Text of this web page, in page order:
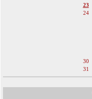
23
24
30
31